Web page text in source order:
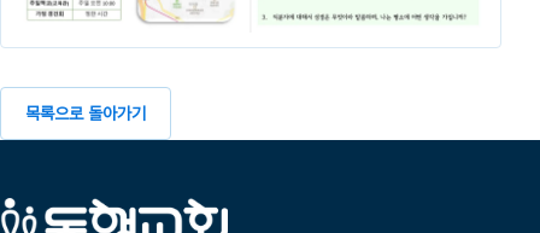
목록으로 돌아가기